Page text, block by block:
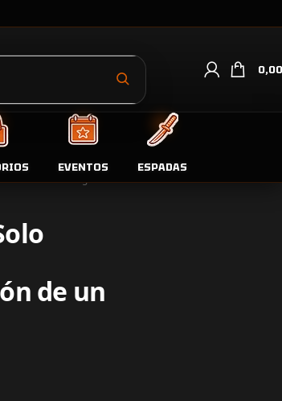
0,00
EVENTOS
ESPADAS
Solo Leveling Resurrección de un Héroe
de un